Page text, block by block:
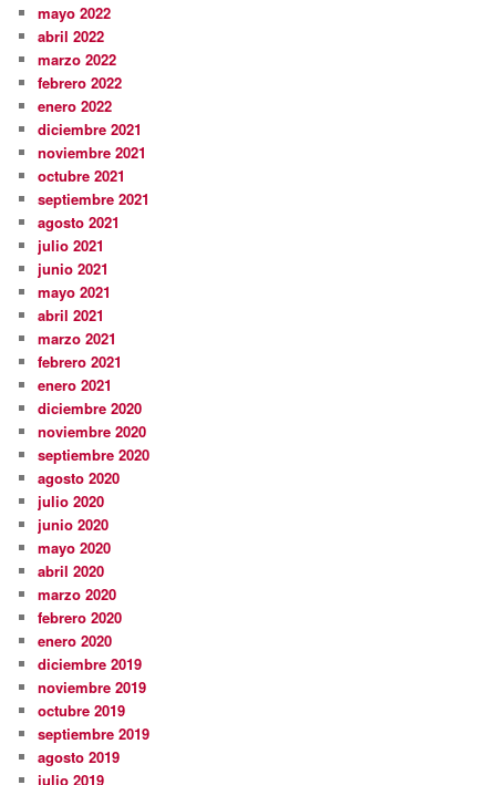
mayo 2022
abril 2022
marzo 2022
febrero 2022
enero 2022
diciembre 2021
noviembre 2021
octubre 2021
septiembre 2021
agosto 2021
julio 2021
junio 2021
mayo 2021
abril 2021
marzo 2021
febrero 2021
enero 2021
diciembre 2020
noviembre 2020
septiembre 2020
agosto 2020
julio 2020
junio 2020
mayo 2020
abril 2020
marzo 2020
febrero 2020
enero 2020
diciembre 2019
noviembre 2019
octubre 2019
septiembre 2019
agosto 2019
julio 2019